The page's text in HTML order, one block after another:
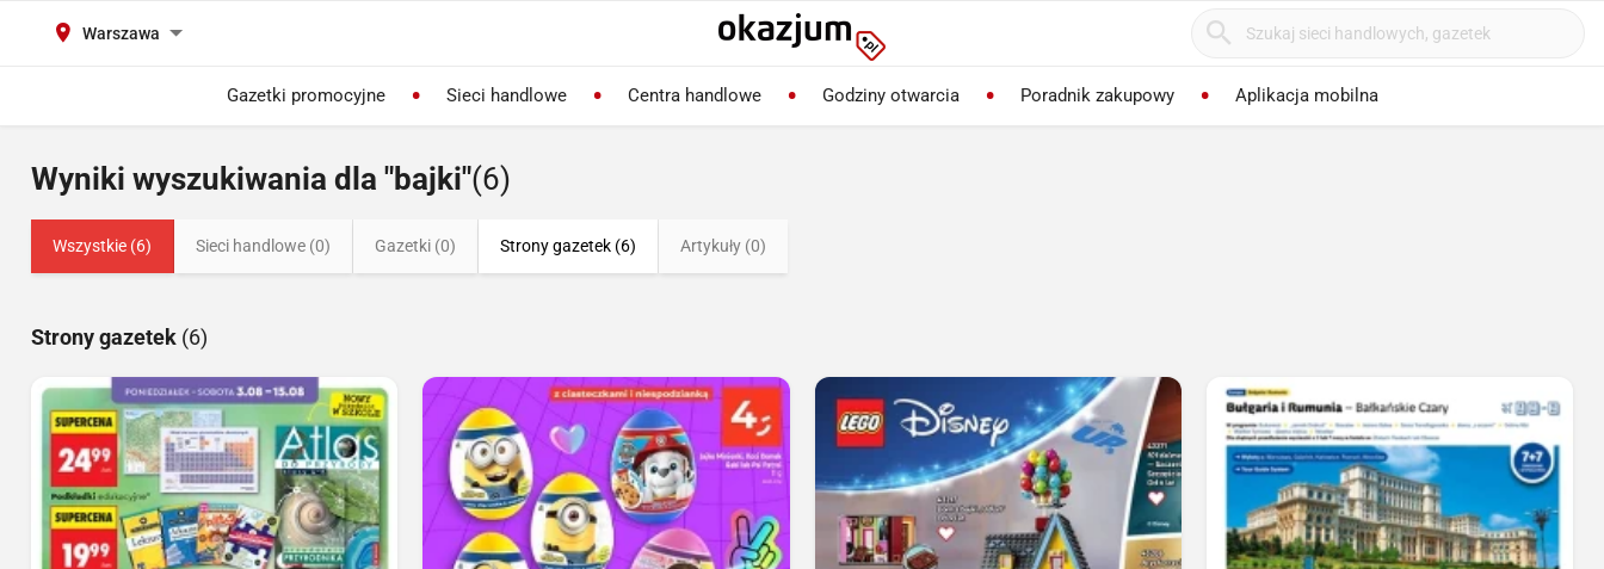
Warszawa
Gazetki promocyjne Sieci handlowe Centra handlowe Godziny otwarcia Poradnik zakupowy Aplikacja mobilna
Wyniki wyszukiwania dla "bajki"(6)
Wszystkie (6) Sieci handlowe (0) Gazetki (0) Strony gazetek (6) Artykuły (0)
Strony gazetek (6)